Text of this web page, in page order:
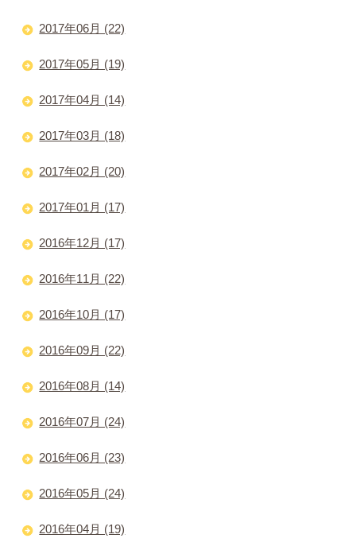
2017年06月 (22)
2017年05月 (19)
2017年04月 (14)
2017年03月 (18)
2017年02月 (20)
2017年01月 (17)
2016年12月 (17)
2016年11月 (22)
2016年10月 (17)
2016年09月 (22)
2016年08月 (14)
2016年07月 (24)
2016年06月 (23)
2016年05月 (24)
2016年04月 (19)